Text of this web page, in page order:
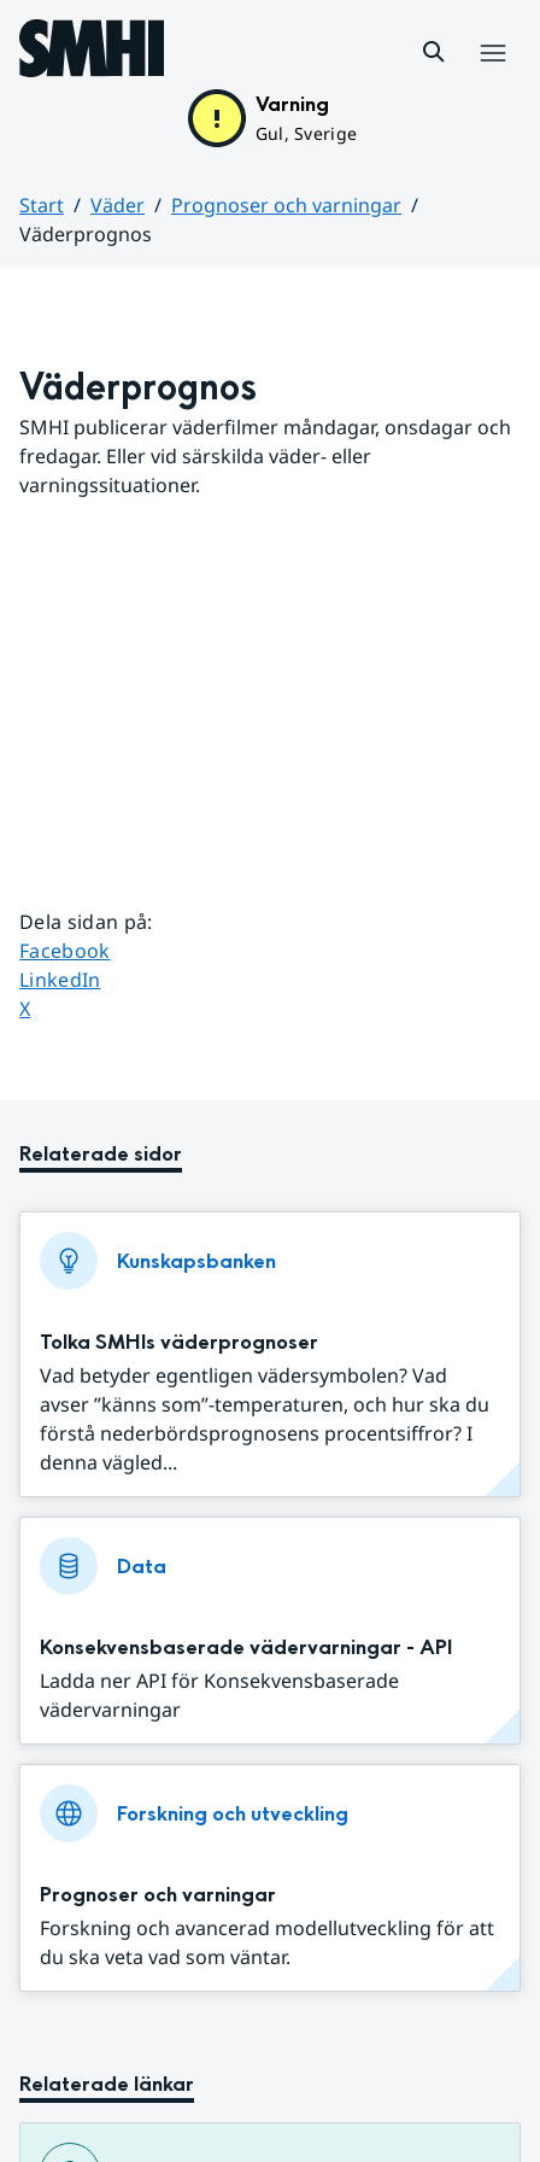
Hoppa till sidans innehåll
Varning
Gul, Sverige
Start Väder
Prognoser och varningar
Väderprognos
Väderprognos
SMHI publicerar väderfilmer måndagar, onsdagar och
fredagar. Eller vid särskilda väder- eller
varningssituationer.
Dela sidan på:
Dela sidan på
Facebook
Dela sidan på
LinkedIn
Dela sidan på
X
Relaterade sidor
Kunskapsbanken
Tolka SMHIs väderprognoser
Vad betyder egentligen vädersymbolen? Vad
avser ”känns som”-temperaturen, och hur ska du
förstå nederbördsprognosens procentsiffror? I
denna vägled...
Data
Konsekvensbaserade vädervarningar - API
Ladda ner API för Konsekvensbaserade
vädervarningar
Forskning och utveckling
Prognoser och varningar
Forskning och avancerad modellutveckling för att
du ska veta vad som väntar.
Relaterade länkar